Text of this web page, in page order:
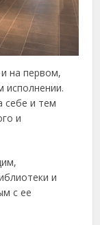
на первом,
исполнении.
себе и тем
и
и
с ее